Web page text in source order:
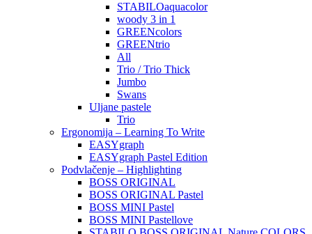
STABILOaquacolor
woody 3 in 1
GREENcolors
GREENtrio
All
Trio / Trio Thick
Jumbo
Swans
Uljane pastele
Trio
Ergonomija – Learning To Write
EASYgraph
EASYgraph Pastel Edition
Podvlačenje – Highlighting
BOSS ORIGINAL
BOSS ORIGINAL Pastel
BOSS MINI Pastel
BOSS MINI Pastellove